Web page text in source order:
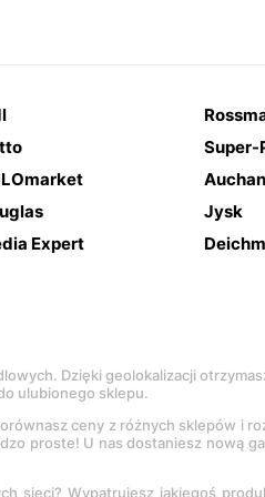
Super-
Jysk
Expert
Dzięki geolokalizacji
ulubionego sklepu.
ceny z różnych sklepów i
proste! U nas dostaniesz nową
sieci? Wypatrujesz jakiegoś